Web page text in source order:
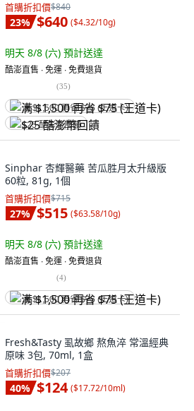
首購折扣價$840
23% $640 ($4.32/10g)
明天 8/8 (六) 預計送達
酷澎直售 ∙ 免運 ∙ 免費退貨
(35)
满 $1,500 再省 $75 (王道卡)
$25 酷澎幣回饋
Sinphar 杏輝醫藥 苦瓜胜月太升級版
60粒, 81g, 1個
首購折扣價$715
27% $515 ($63.58/10g)
明天 8/8 (六) 預計送達
酷澎直售 ∙ 免運 ∙ 免費退貨
(4)
满 $1,500 再省 $75 (王道卡)
Fresh&Tasty 虱故鄉 熬魚淬 常溫經典
原味 3包, 70ml, 1盒
首購折扣價$207
40% $124 ($17.72/10ml)